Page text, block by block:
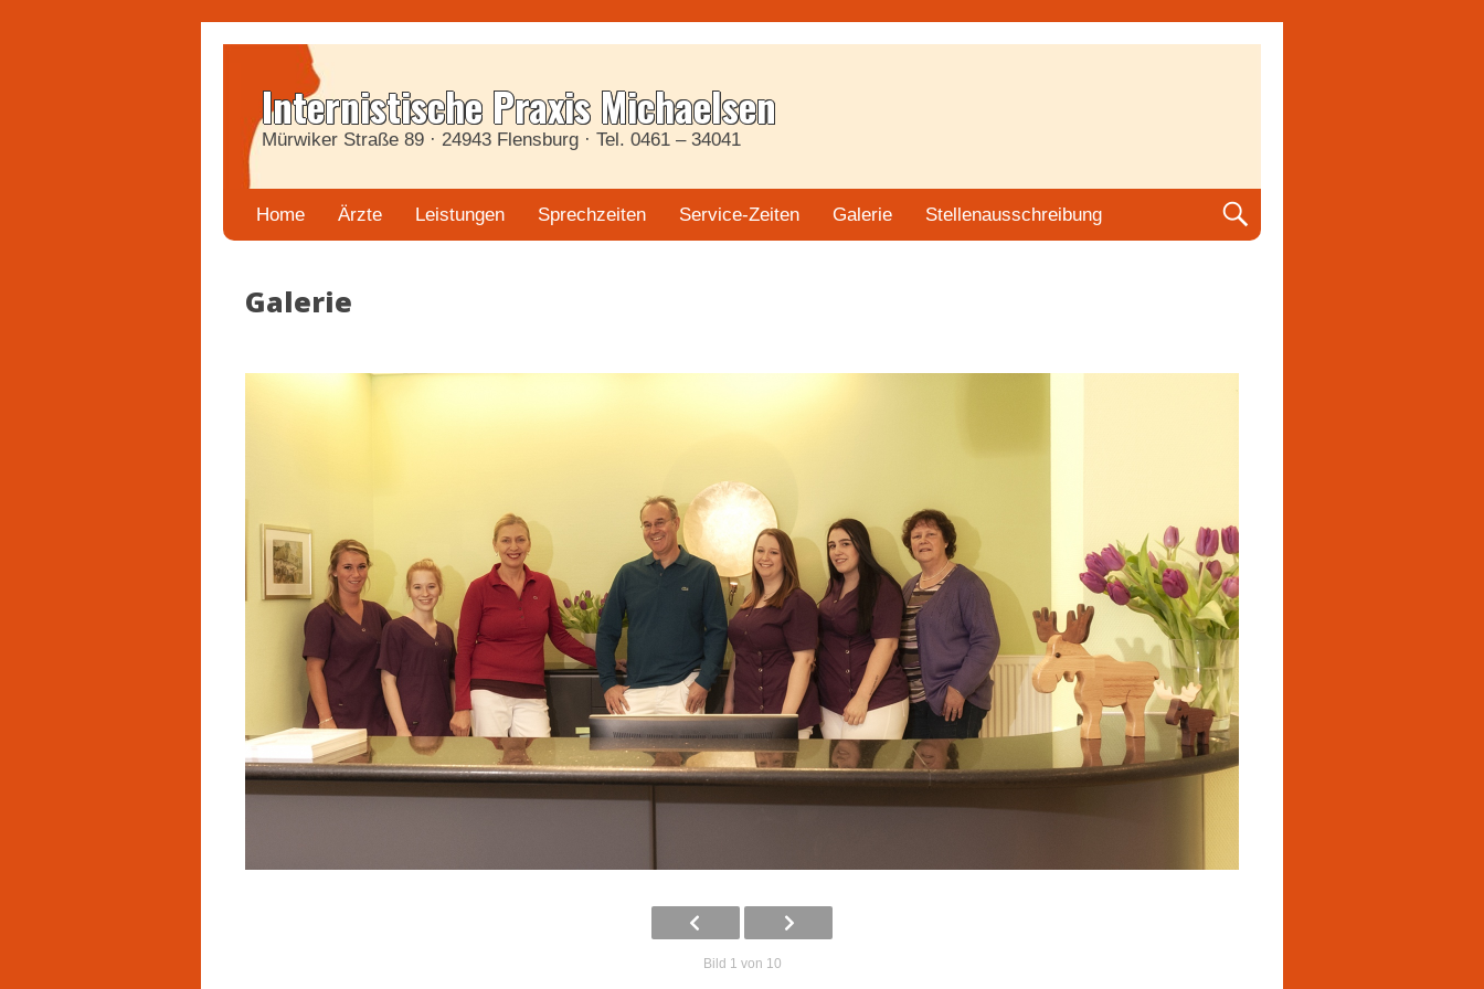
Internistische Praxis Michaelsen
Mürwiker Straße 89 · 24943 Flensburg · Tel. 0461 – 34041
Home Ärzte Leistungen Sprechzeiten Service-Zeiten Galerie Stellenausschreibung
Galerie
Bild 1 von 10